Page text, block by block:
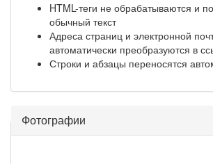
HTML-теги не обрабатываются и
обычный текст
Адреса страниц и электронной
автоматически преобразуются в
Строки и абзацы переносятся
Фотографии